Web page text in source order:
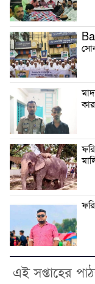
এই সপ্তাহের